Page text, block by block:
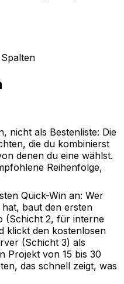
nicht als Bestenliste: Die
die du kombinierst
denen du eine wählst.
Reihenfolge,
Quick-Win an: Wer
baut den ersten
(Schicht 2, für interne
klickt den kostenlosen
(Schicht 3) als
Projekt von 15 bis 30
das schnell zeigt, was